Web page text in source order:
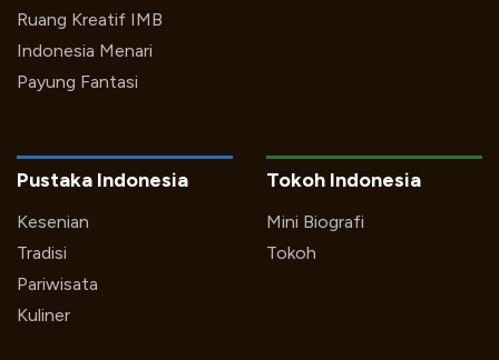
Ruang Kreatif IMB
Indonesia Menari
Payung Fantasi
Pustaka Indonesia
Kesenian
Tradisi
Pariwisata
Kuliner
Tokoh Indonesia
Mini Biografi
Tokoh